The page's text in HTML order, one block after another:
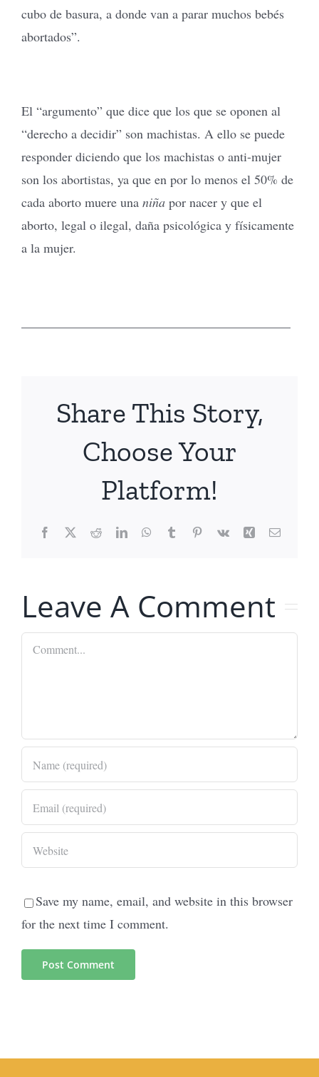
cubo de basura, a donde van a parar muchos bebés
abortados”.
El “argumento” que dice que los que se oponen al
“derecho a decidir” son machistas. A ello se puede
responder diciendo que los machistas o anti-mujer
son los abortistas, ya que en por lo menos el 50% de
cada aborto muere una niña por nacer y que el
aborto, legal o ilegal, daña psicológica y físicamente
a la mujer.
Share This Story,
Choose Your
Platform!
Facebook
X RedditLinkedInWhatsApp
TumblrPinterest
Vk Xing Email
Leave A Comment
Comment
Save my name, email, and website in this browser
for the next time I comment.